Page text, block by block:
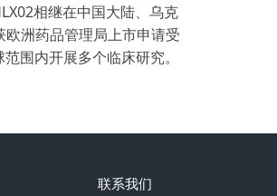
相继在中国大陆、乌克
洲药品管理局上市申请受
围内开展多个临床研究。
联系我们